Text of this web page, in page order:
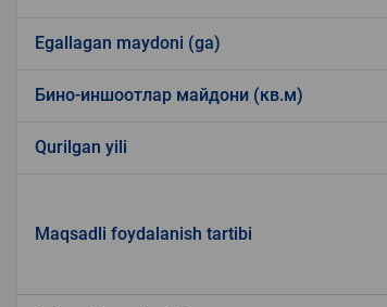
Egallagan maydoni (ga)
Бино-иншоотлар майдони (кв.м)
Qurilgan yili
Maqsadli foydalanish tartibi